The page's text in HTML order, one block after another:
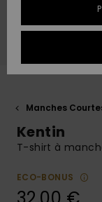
Manches
Kentin
T-shirt à
ECO-BONUS